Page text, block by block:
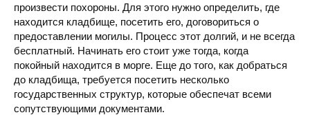
произвести похороны. Для этого нужно определить, где
находится кладбище, посетить его, договориться о
предоставлении могилы. Процесс этот долгий, и не всегда
бесплатный. Начинать его стоит уже тогда, когда
покойный находится в морге. Еще до того, как добраться
до кладбища, требуется посетить несколько
государственных структур, которые обеспечат всеми
сопутствующими документами.